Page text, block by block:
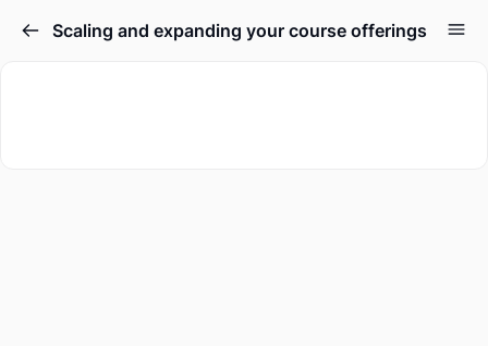
Scaling and expanding your course offerings